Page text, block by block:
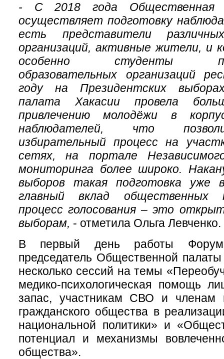
- С 2018 года Общественная
осуществляет подготовку
есть представители
организаций, активные жители, и
особенно студенты
образовательных организаций
году на Президентских
палата Хакасии провела
привлечению молодёжи в
наблюдателей, что
избирательный процесс на
сетях, на портале
мониторинга более широко.
выборов такая подготовка уже
главный вклад общественных
процесс голосования – это
выборам, - отметила Ольга Левченко.
В первый день работы
председатель Общественной
несколько сессий на темы
медико-психологическая помощь
запас, участникам СВО и членам
гражданского общества в
национальной политики» и
потенциал и механизмы
общества».